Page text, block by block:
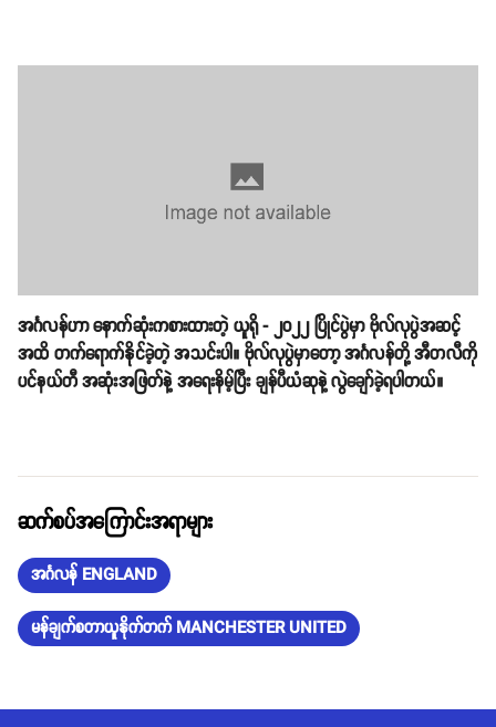
အင်္ဂလန်ဟာ နောက်ဆုံးကစားထားတဲ့ ယူရို - ၂၀၂၂ ပြိုင်ပွဲမှာ ဗိုလ်လုပွဲအဆင့်
အထိ တက်ရောက်နိုင်ခဲ့တဲ့ အသင်းပါ။ ဗိုလ်လုပွဲမှာတော့ အင်္ဂလန်တို့ အီတလီကို
ပင်နယ်တီ အဆုံးအဖြတ်နဲ့ အရေးနိမ့်ပြီး ချန်ပီယံဆုနဲ့ လွဲချော်ခဲ့ရပါတယ်။
ဆက်စပ်အကြောင်းအရာများ
အင်္ဂလန် ENGLAND
မန်ချက်စတာယူနိုက်တက် MANCHESTER UNITED